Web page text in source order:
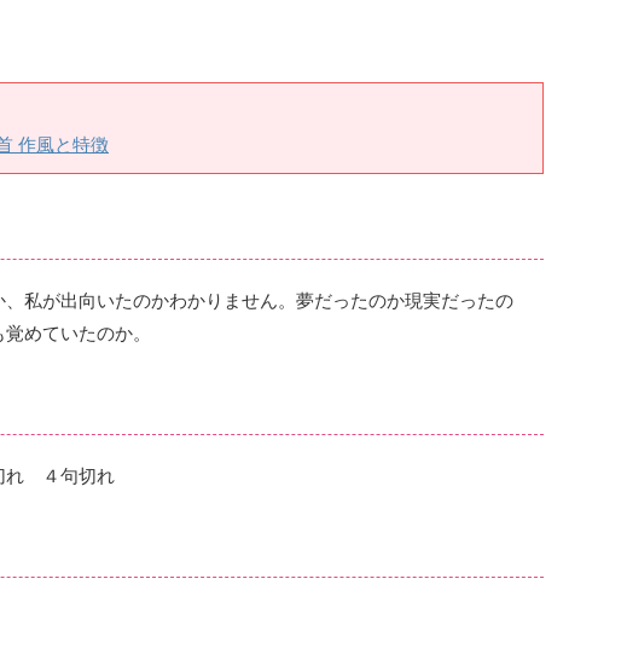
作風と特徴
私が出向いたのかわかりません。夢だったのか現実だったの
めていたのか。
れ ４句切れ